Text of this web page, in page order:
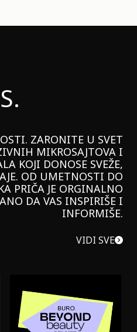
ZARONITE U SVET
MIKROSAJTOVA I
KOJI DONOSE SVEŽE,
OD UMETNOSTI DO
PRIČA JE ORGINALNO
DA VAS INSPIRIŠE I
INFORMIŠE.
VIDI SVE